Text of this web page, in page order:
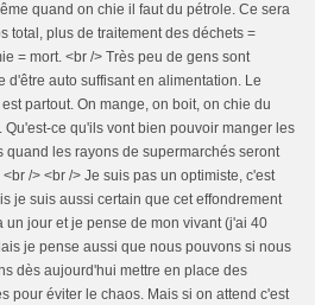
quand on chie il faut du pétrole. Ce sera
total, plus de traitement des déchets =
= mort. <br /> Très peu de gens sont
d'être auto suffisant en alimentation. Le
partout. On mange, on boit, on chie du
Qu'est-ce qu'ils vont bien pouvoir manger les
quand les rayons de supermarchés seront
/> <br /> Je suis pas un optimiste, c'est
je suis aussi certain que cet effondrement
un jour et je pense de mon vivant (j'ai 40
je pense aussi que nous pouvons si nous
dès aujourd'hui mettre en place des
pour éviter le chaos. Mais si on attend c'est